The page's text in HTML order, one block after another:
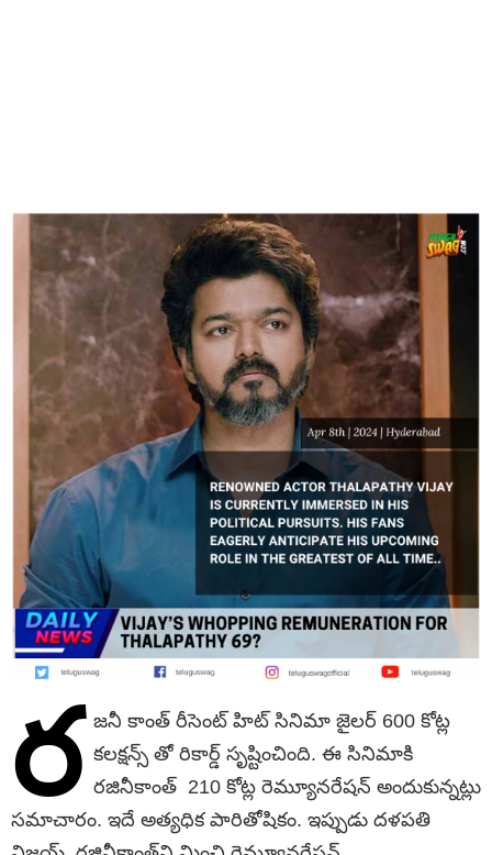
ర జనీ కాంత్ రీసెంట్ హిట్ సినిమా జైలర్ 600 కోట్ల
కలక్షన్స్ తో రికార్డ్ సృష్టించింది. ఈ సినిమాకి
రజినీకాంత్ 210 కోట్ల రెమ్యూనరేషన్ అందుకున్నట్లు
సమాచారం. ఇదే అత్యధిక పారితోషికం. ఇప్పుడు దళపతి